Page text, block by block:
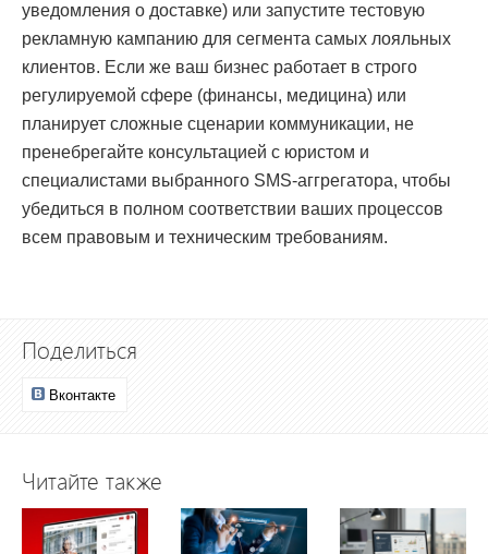
уведомления о доставке) или запустите тестовую
рекламную кампанию для сегмента самых лояльных
клиентов. Если же ваш бизнес работает в строго
регулируемой сфере (финансы, медицина) или
планирует сложные сценарии коммуникации, не
пренебрегайте консультацией с юристом и
специалистами выбранного SMS-аггрегатора, чтобы
убедиться в полном соответствии ваших процессов
всем правовым и техническим требованиям.
Поделиться
Вконтакте
Читайте также